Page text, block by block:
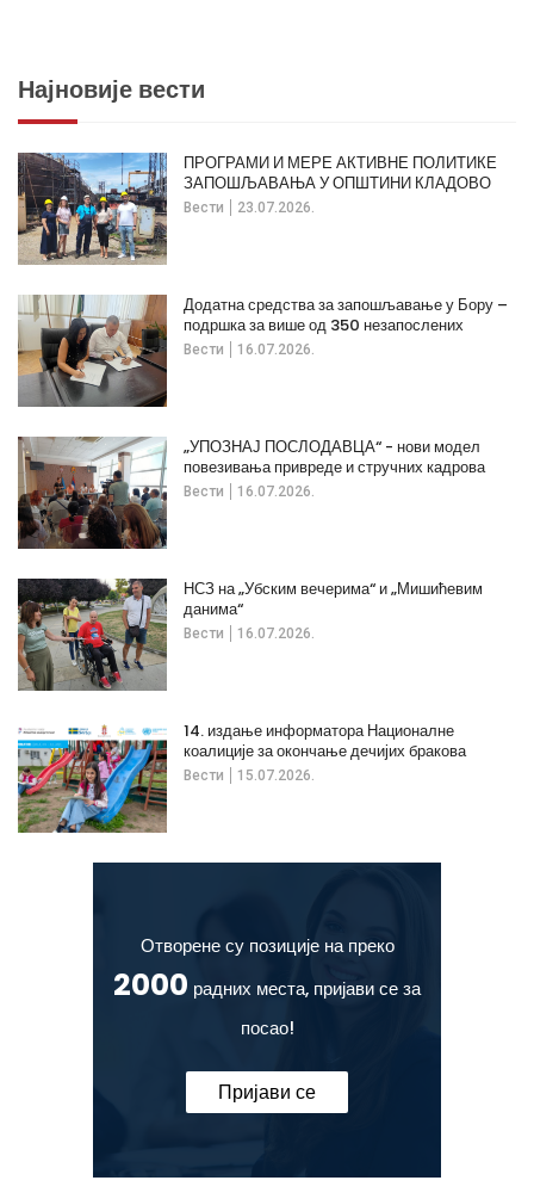
Најновије вести
Вести 23.07.2026.
ПРОГРАМИ И МЕРЕ АКТИВНЕ ПОЛИТИКЕ
ЗАПОШЉАВАЊА У ОПШТИНИ КЛАДОВО
Вести 16.07.2026.
Додатна средства за запошљавање у Бору –
подршка за више од 350 незапослених
Вести 16.07.2026.
„УПОЗНАЈ ПОСЛОДАВЦА“ - нови модел
повезивања привреде и стручних кадрова
Вести 16.07.2026.
НСЗ на „Убским вечерима“ и „Мишићевим
данима“
Вести 15.07.2026.
14. издање информатора Националне
коалиције за окончање дечијих бракова
Отворене су позиције на преко
2000 радних места, пријави се за
посао!
Пријави се